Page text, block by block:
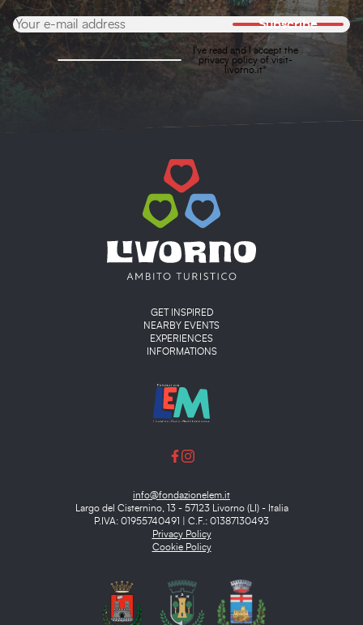
Subscribe
I've read and I accept the
privacy policyof visit-
livorno.it*
GET INSPIRED
NEARBY EVENTS
EXPERIENCES
INFORMATIONS
info@fondazionelem.it
Largo del Cisternino, 13 - 57123 Livorno (LI) - Italia
P.IVA: 01955740491 | C.F.: 01387130493
Privacy Policy
Cookie Policy